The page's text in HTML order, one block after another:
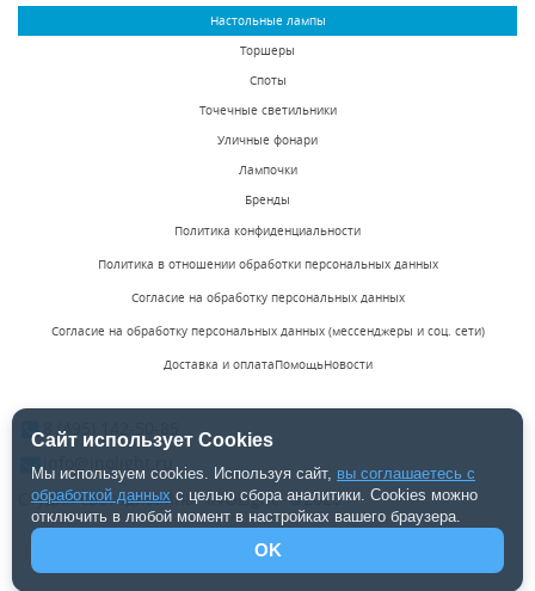
Настольные лампы
Торшеры
Споты
Точечные светильники
Уличные фонари
Лампочки
Бренды
Политика конфиденциальности
Политика в отношении обработки персональных данных
Согласие на обработку персональных данных
Согласие на обработку персональных данных (мессенджеры и соц. сети)
Доставка и оплатаПомощьНовости
8 (495) 142-50-85
Студия светодизайна "INOLight" ©2026.
Сайт использует Cookies
Мы используем cookies. Используя сайт, вы соглашаетесь с
обработкой данных с целью сбора аналитики. Cookies можно
отключить в любой момент в настройках вашего браузера.
OK